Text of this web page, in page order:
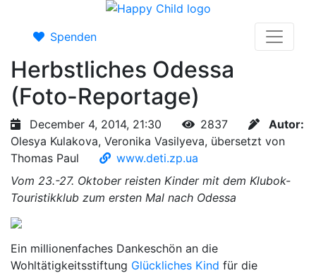
Spenden
Herbstliches Odessa
(Foto-Reportage)
December 4, 2014, 21:30 2837
Autor:
Olesya Kulakova, Veronika Vasilyeva, übersetzt von
Thomas Paul
www.deti.zp.ua
Vom 23.-27. Oktober reisten Kinder mit dem Klubok-
Touristikklub zum ersten Mal nach Odessa
Ein millionenfaches Dankeschön an die
Wohltätigkeitsstiftung Glückliches Kind für die